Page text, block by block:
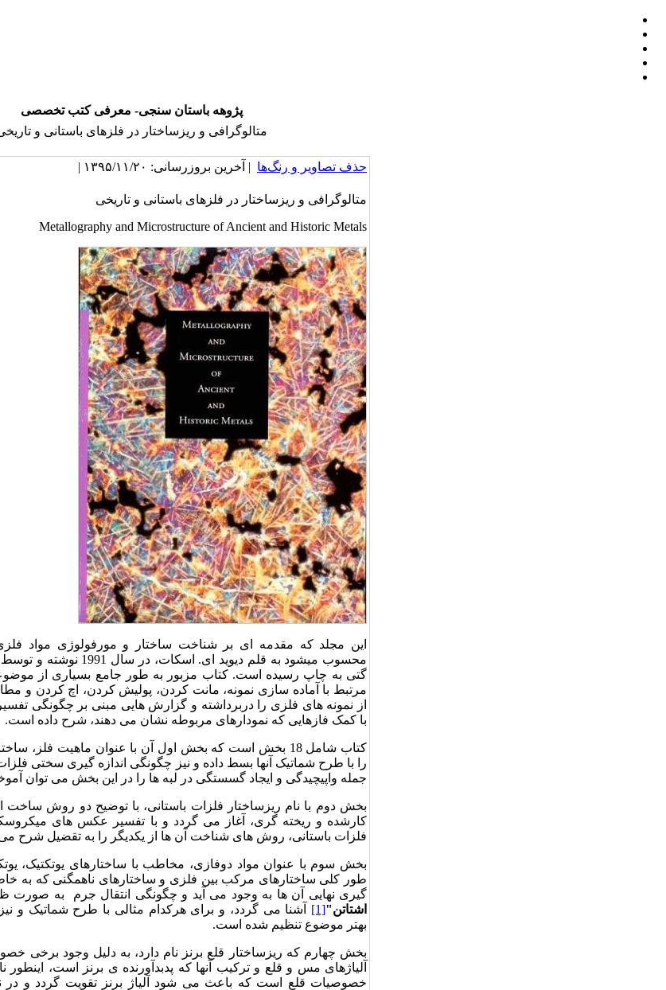
پژوهه باستان سنجی- معرفی کتب تخصصی
متالوگرافی و ریزساختار در فلزهای باستانی و
حذف تصاویر و رنگ‌ها | آخرین بروزرسانی: ۱۳۹۵/۱۱/۲۰ |
متالوگرافی و ریزساختار در فلزهای باستانی و تاریخی
Metallography and Microstructure of Ancient and Historic Metals
این مجلد که مقدمه‏ ای بر شناخت ساختار و مورفولوژی مواد
محسوب می‏شود به قلم دیوید ای.
گتی به چاپ رسیده است. کتاب مزبور به طور جامع بسیاری از
مرتبط با آماده سازی نمونه، مانت کردن، پولیش کردن، اچ کردن و
از نمونه های فلزی را دربرداشته و گزارش هایی مبنی بر چگونگی
با کمک فازهایی که نمودارهای مربوطه نشان می دهند، شرح داده است.
کتاب شامل 18 بخش است که بخش اول آن با عنوان ماهیت فلز،
را با طرح شماتیک آن‏ها بسط داده و نیز چگونگی اندازه گیری سختی
جمله واپیچیدگی و ایجاد گسستگی در لبه‏ ها را در این بخش می توان
بخش دوم با نام ریزساختار فلزات باستانی، با توضیح دو روش
کارشده و ریخته گری، آغاز می گردد و با تفسیر عکس های
فلزات باستانی، روش های شناخت آن ها از یکدیگر را به تقضیل شرح
بخش سوم با عنوان مواد دوفازی، مخاطب با ساختارهای یوتکتیک،
طور کلی ساختارهای مرکب بین فلزی و ساختارهای ناهمگنی که به
گیری نهایی آن ها به وجود می آید و چگونگی انتقال جرم به صورت
اشتاتن"[1] آشنا می گردد، و برای هرکدام مثالی با طرح شماتیک و
بهتر موضوع تنظیم شده است.
بخش چهارم که ریزساختار قلع برنز نام دارد، به دلیل وجود برخی
آلیاژهای مس و قلع و ترکیب آن‏ها که پدبدآورنده ی برنز است، اینطور
خصوصیات قلع است که باعث می شود آلیاژ برنز تقویت گردد و